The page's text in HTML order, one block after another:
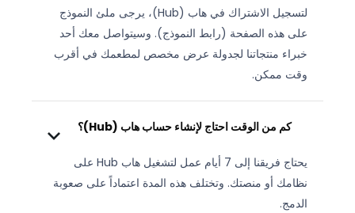
لتسجيل الاشتراك في هاب (Hub)، يرجى ملئ النموذج
على هذه الصفحة (رابط النموذج). وسيتواصل معك أحد
خبراء منتجاتنا لجدولة عرض مخصص لمطعمك في أقرب
وقت ممكن.
كم من الوقت احتاج لإنشاء حساب هاب (Hub)؟
يحتاج فريقنا إلى 7 أيام عمل لتشغيل هاب Hub على
نظامك أو منصتك. وتختلف هذه المدة اعتماداً على صعوبة
الدمج.